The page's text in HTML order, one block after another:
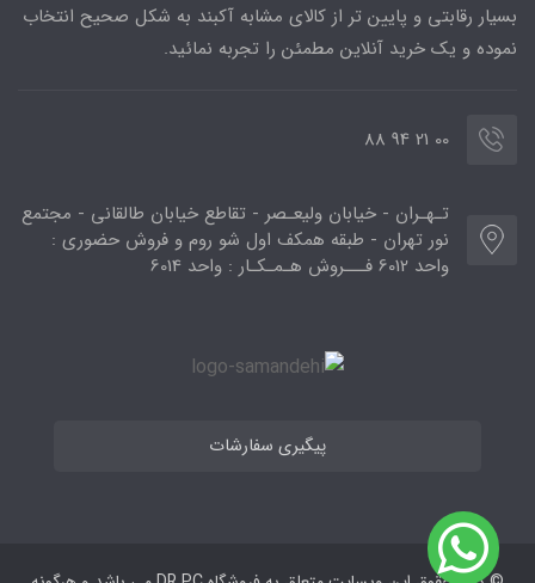
بسیار رقابتی و پایین تر از کالای مشابه آکبند به شکل صحیح انتخاب
نموده و یک خرید آنلاین مطمئن را تجربه نمائید.
00 21 94 88
تـهـران - خیابان ولیعـصر - تقاطع خیابان طالقانی - مجتمع
نور تهران - طبقه همکف اول شو روم و فروش حضوری :
واحد 6012 فـــروش هـمـکـار : واحد 6014
پیگیری سفارشات